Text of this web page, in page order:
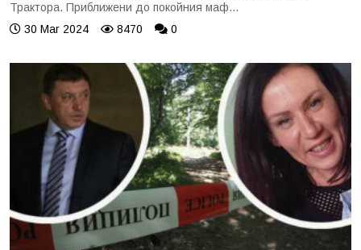
Трактора. Приближени до покойния маф...
30 Mar 2024
8470 0